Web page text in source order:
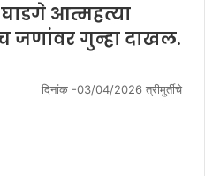
घाडगे आत्महत्या
जणांवर गुन्हा दाखल.
दिनांक -03/04/2026 त्रीमुर्तीचे